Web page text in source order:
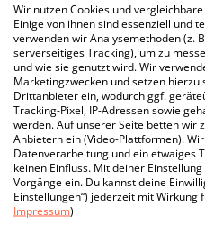
Wir nutzen Cookies und
Einige von ihnen sind essenziell und
verwenden wir Analysemethoden (z.
serverseitiges Tracking), um zu
und wie sie genutzt wird. Wir
Marketingzwecken und setzen
Drittanbieter ein, wodurch ggf.
Tracking-Pixel, IP-Adressen sowie
werden. Auf unserer Seite betten wir
Anbietern ein (Video-Plattformen).
Datenverarbeitung und ein etwaiges
keinen Einfluss. Mit deiner
Vorgänge ein. Du kannst deine
Einstellungen“) jederzeit mit Wirkung
Impressum)